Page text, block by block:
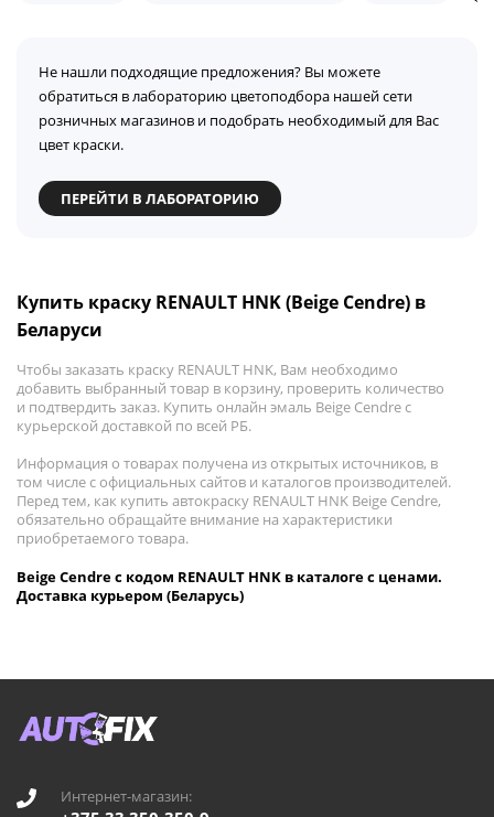
Не нашли подходящие предложения? Вы можете
обратиться в лабораторию цветоподбора нашей сети
розничных магазинов и подобрать необходимый для Вас
цвет краски.
ПЕРЕЙТИ В ЛАБОРАТОРИЮ
Купить краску RENAULT HNK (Beige Cendre) в
Беларуси
Чтобы заказать краску RENAULT HNK, Вам необходимо
добавить выбранный товар в корзину, проверить количество
и подтвердить заказ. Купить онлайн эмаль Beige Cendre с
курьерской доставкой по всей РБ.
Информация о товарах получена из открытых источников, в
том числе с официальных сайтов и каталогов производителей.
Перед тем, как купить автокраску RENAULT HNK Beige Cendre,
обязательно обращайте внимание на характеристики
приобретаемого товара.
Beige Cendre с кодом RENAULT HNK в каталоге с ценами.
Доставка курьером (Беларусь)
Интернет-магазин: